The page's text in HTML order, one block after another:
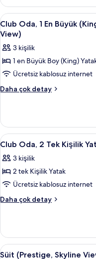
(City
View)
için
tüm
fotoğrafları
görün
Oda,
Tek
Kişilik
(City
View)
daha
fazla
detay
Club
Oda,
En
Büyük
(King)
Boy
Skyline
View)
için
tüm
fotoğrafları
görün
2
Club Oda, 1 En Büyük
View)
3 kişilik
1 en Büyük Boy (King)
Ücretsiz kablosuz internet
Daha çok detay
Club
Büyük
(King)
Boy
(Executive,
Skyline
hakkında
daha
fazla
Club
Oda,
2
Tek
Kişilik
Yatak
View)
için
tüm
1
Club Oda, 2 Tek Kişilik
3 kişilik
2 tek Kişilik Yatak
Ücretsiz kablosuz internet
Daha çok detay
Club
Kişilik
Yatak
(Executive,
Süit5
Süit (Prestige, Skyline